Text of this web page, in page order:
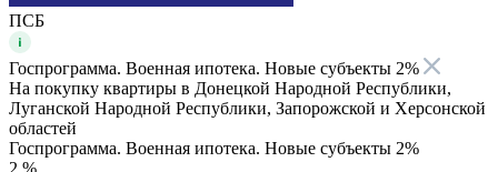
ПСБ
Госпрограмма. Военная ипотека. Новые субъекты 2%
На покупку квартиры в Донецкой Народной Республики,
Луганской Народной Республики, Запорожской и Херсонской
областей
Госпрограмма. Военная ипотека. Новые субъекты 2%